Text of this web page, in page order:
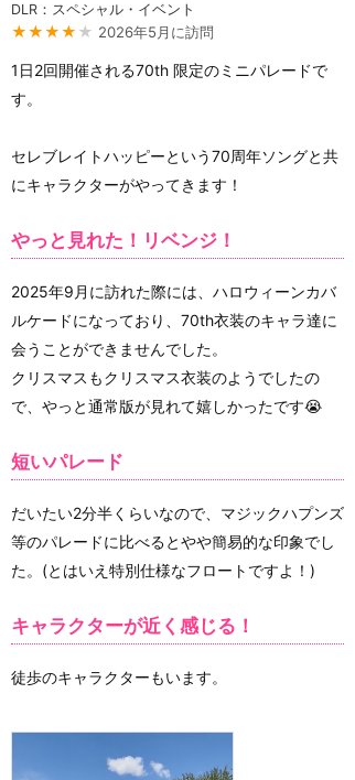
DLR：スペシャル・イベント
★★★★ ★ 2026年5月に訪問
1日2回開催される70th 限定のミニパレードで
す。
セレブレイトハッピーという70周年ソングと共
にキャラクターがやってきます！
やっと見れた！リベンジ！
2025年9月に訪れた際には、ハロウィーンカバ
ルケードになっており、70th衣装のキャラ達に
会うことができませんでした。
クリスマスもクリスマス衣装のようでしたの
で、やっと通常版が見れて嬉しかったです😭
短いパレード
だいたい2分半くらいなので、マジックハプンズ
等のパレードに比べるとやや簡易的な印象でし
た。(とはいえ特別仕様なフロートですよ！)
キャラクターが近く感じる！
徒歩のキャラクターもいます。